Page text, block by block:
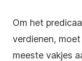
Om het
verdienen,
meeste vakjes